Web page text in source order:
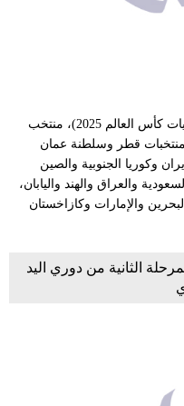
إعلام
تعليم
مرأة
وتكنولوجيا
أوقعت قرعة بطولة آسيا لكرة اليد (تصفيات كأس العالم 2025)، منتخب
قطر وسلطنة عمان
وكوريا الجنوبية والصين
والعراق والهند واليابان،
والإمارات وكازاخستان
الثانية من دوري اليد